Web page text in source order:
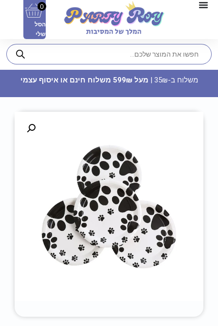
פוטובלוק תעודת לידה - מזל עקרב
74.90₪
0
הסל
שלי
משלוח ב-35₪ | מעל 599₪ משלוח חינם או איסוף עצמי